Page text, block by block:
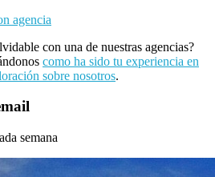
agencia
con una de nuestras agencias?
como ha sido tu experiencia en
sobre nosotros.
semana